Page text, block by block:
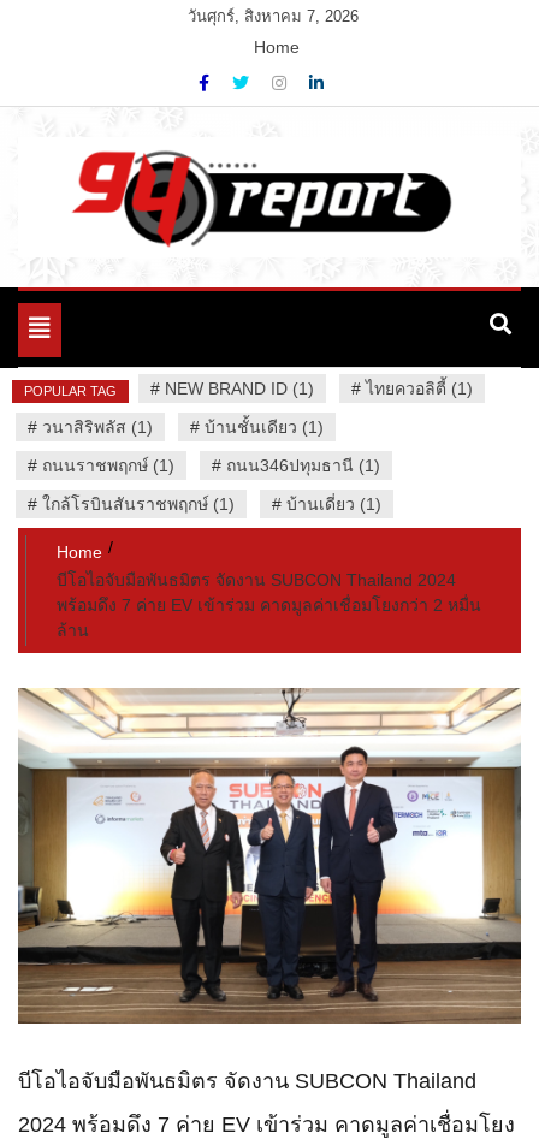
วันศุกร์, สิงหาคม 7, 2026
Home
94 Report.com
Variety News
Toggle
POPULAR TAG # NEW BRAND ID (1) #ไทยควอลิตี้ (1)
# วนาสิริพลัส (1) # บ้านชั้นเดียว (1)
# ถนนราชพฤกษ์ (1) # ถนน346ปทุมธานี (1)
# ใกล้โรบินสันราชพฤกษ์ (1) # บ้านเดี่ยว (1)
Home
บีโอไอจับมือพันธมิตร จัดงาน SUBCON Thailand 2024
พร้อมดึง 7 ค่าย EV เข้าร่วม คาดมูลค่าเชื่อมโยงกว่า 2 หมื่น
ล้าน
บีโอไอจับมือพันธมิตร จัดงาน SUBCON Thailand
2024 พร้อมดึง 7 ค่าย EV เข้าร่วม คาดมูลค่าเชื่อมโยง